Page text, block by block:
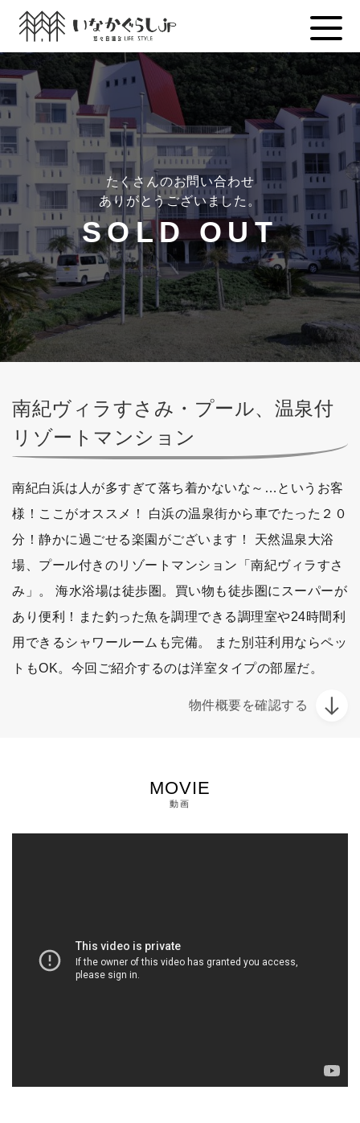
Skip
content
たくさんのお問い合わせ
ありがとうございました。
SOLD OUT
南紀ヴィラすさみ・プール、温泉付
リゾートマンション
南紀白浜は人が多すぎて落ち着かないな～…というお客
様！ここがオススメ！ 白浜の温泉街から車でたった２０
分！静かに過ごせる楽園がございます！ 天然温泉大浴
場、プール付きのリゾートマンション「南紀ヴィラすさ
み」。 海水浴場は徒歩圏。買い物も徒歩圏にスーパーが
あり便利！また釣った魚を調理できる調理室や24時間利
用できるシャワールームも完備。 また別荘利用ならペッ
トもOK。今回ご紹介するのは洋室タイプの部屋だ。
物件概要を確認する
MOVIE
動画